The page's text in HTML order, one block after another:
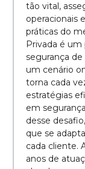
tão vital,
operacionais
práticas do
Privada é um
segurança
um cenário
torna cada
estratégias
em
desse
que se
cada cliente.
anos de